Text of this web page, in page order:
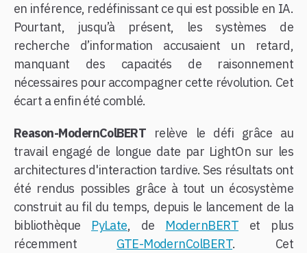
en inférence, redéfinissant ce qui est possible en IA.
Pourtant, jusqu’à présent, les systèmes de
recherche d’information accusaient un retard,
manquant des capacités de raisonnement
nécessaires pour accompagner cette révolution. Cet
écart a enfin été comblé.
Reason-ModernColBERT relève le défi grâce au
travail engagé de longue date par LightOn sur les
architectures d'interaction tardive. Ses résultats ont
été rendus possibles grâce à tout un écosystème
construit au fil du temps, depuis le lancement de la
bibliothèque PyLate, de ModernBERT et plus
récemment GTE-ModernColBERT. Cet